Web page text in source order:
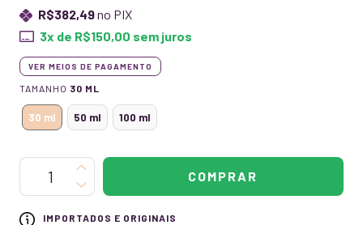
R$382,49no PIX
3x de R$150,00 sem juros
VER MEIOS DE PAGAMENTO
TAMANHO 30 ML
30 ml 50 ml 100 ml
IMPORTADOS E ORIGINAIS